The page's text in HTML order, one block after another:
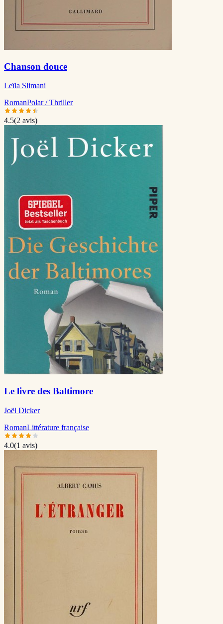
Chanson douce
Leïla Slimani
RomanPolar / Thriller
4.5(2 avis)
Le livre des Baltimore
Joël Dicker
RomanLittérature française
4.0(1 avis)